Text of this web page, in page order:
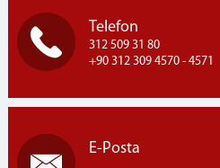
Telefon
312 509 31 80
+90 312 309 4570 - 4571
E-Posta